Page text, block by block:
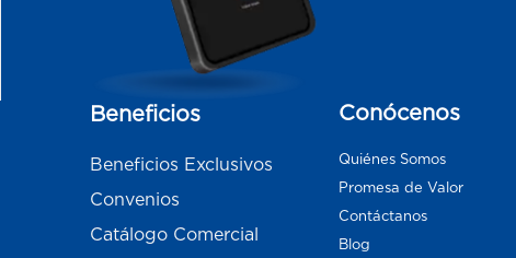
Beneficios
Beneficios Exclusivos
Convenios
Catálogo Comercial
Conócenos
Quiénes Somos
Promesa de Valor
Contáctanos
Blog